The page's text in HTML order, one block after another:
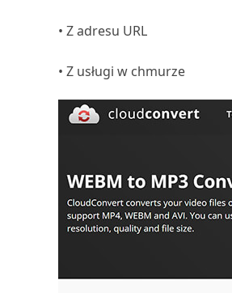
• Z adresu URL
• Z usługi w chmurze